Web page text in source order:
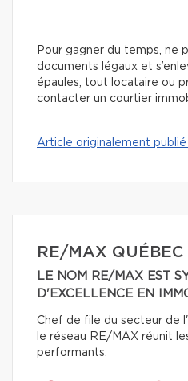
Pour gagner du temps, ne
documents légaux et
épaules, tout locataire ou
contacter un courtier
Article originalement publié
RE/MAX QUÉBEC
LE NOM RE/MAX EST
D'EXCELLENCE EN
Chef de file du secteur de
le réseau RE/MAX réunit
performants.